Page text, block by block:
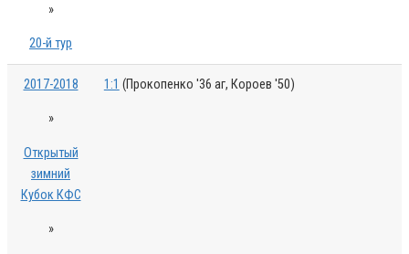
»
20-й тур
2017-2018
»
Открытый
зимний
Кубок КФС
»
1:1 (Прокопенко '36 аг, Короев '50)